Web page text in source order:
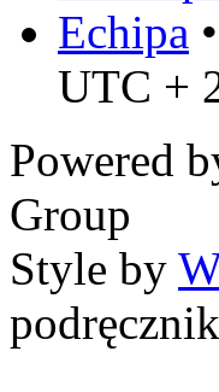
Echipa •
UTC +
Powered
Group
Style by